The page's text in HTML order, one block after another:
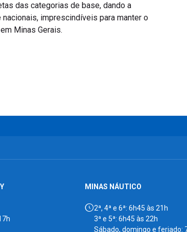
das categorias de base, dando a
imprescindíveis para manter o
Minas Gerais.
MINAS NÁUTICO
2ª, 4ª e 6ª: 6h45 às 21h
3ª e 5ª: 6h45 às 22h
Sábado, domingo e feriado: